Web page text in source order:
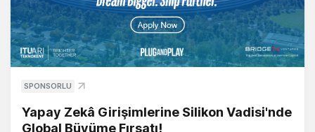
SPONSORLU
Yapay Zekâ Girişimlerine Silikon Vadisi'nde
Global Büyüme Fırsatı!